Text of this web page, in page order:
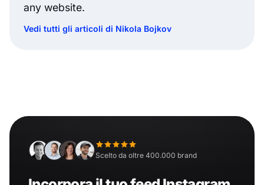
any website.
Vedi tutti gli articoli di Nikola Bojkov
Scelto da oltre 400.000 brand